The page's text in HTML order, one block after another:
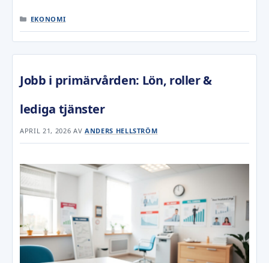
KATEGORIER
EKONOMI
Jobb i primärvården: Lön, roller &
lediga tjänster
APRIL 21, 2026 AV ANDERS HELLSTRÖM